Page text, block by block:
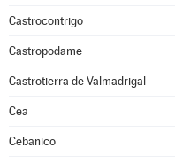
Castrocontrigo
Castropodame
Castrotierra de Valmadrigal
Cea
Cebanico